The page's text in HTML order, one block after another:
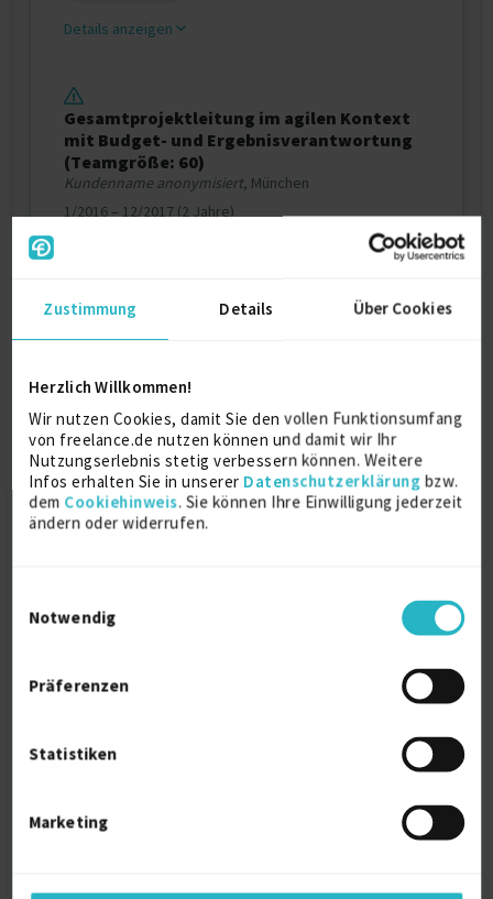
Zustimmung Details Über Cookies
Herzlich Willkommen!
Wir nutzen Cookies, damit Sie den vollen Funktionsumfang
von freelance.de nutzen können und damit wir Ihr
Nutzungserlebnis stetig verbessern können. Weitere
Infos erhalten Sie in unserer Datenschutzerklärung bzw.
dem Cookiehinweis. Sie können Ihre Einwilligung jederzeit
ändern oder widerrufen.
Notwendig
Präferenzen
Statistiken
Marketing
Details anzeigen
Gesamtprojektleitung im agilen Kontext
mit Budget- und Ergebnisverantwortung
(Teamgröße: 60)
Kundenname anonymisiert, München
1/2016 – 12/2017 (2 Jahre)
Weitere Projekt‐ & Berufserfahrung anzeigen
Ausbildung
Betriebswirtschaftslehre
Promotion
1999
Über 15 Jahre Projekterfahrung in den Bereichen
Beratung (z.B. Business Case, Systemauswahl und
(sowohl agil als auch klassisch) bis hin zu Business
Analyse und Test Management.